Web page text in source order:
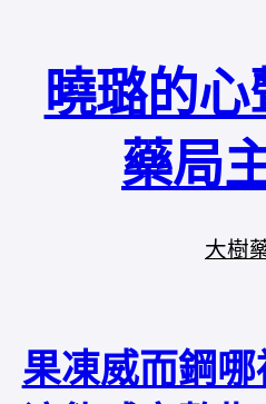
曉璐的心
藥局
大樹
果凍威而鋼